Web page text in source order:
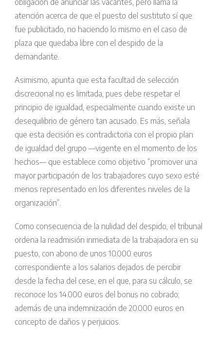
atención acerca de que el puesto del sustituto sí que
fue publicitado, no haciendo lo mismo en el caso de
plaza que quedaba libre con el despido de la
demandante.
Asimismo, apunta que esta facultad de selección
discrecional no es limitada, pues debe respetar el
principio de igualdad, especialmente cuando existe un
desequilibrio de género tan acusado. Es más, señala
que esta decisión es contradictoria con el propio plan
de igualdad del grupo —vigente en el momento de los
hechos— que establece como objetivo “promover una
mayor participación de los trabajadores cuyo sexo esté
menos representado en los diferentes niveles de la
organización”.
Como consecuencia de la nulidad del despido, el tribunal
ordena la readmisión inmediata de la trabajadora en su
puesto, con abono de unos 10.000 euros
correspondiente a los salarios dejados de percibir
desde la fecha del cese, en el que, para su cálculo, se
reconoce los 14.000 euros del bonus no cobrado;
además de una indemnización de 20.000 euros en
concepto de daños y perjuicios.
Sentencia
El Juzgado